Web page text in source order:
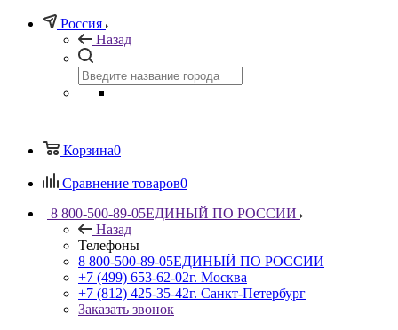
Россия
Назад
Корзина0
Сравнение товаров0
8 800-500-89-05ЕДИНЫЙ ПО РОССИИ
Назад
Телефоны
8 800-500-89-05ЕДИНЫЙ ПО РОССИИ
+7 (499) 653-62-02г. Москва
+7 (812) 425-35-42г. Санкт-Петербург
Заказать звонок